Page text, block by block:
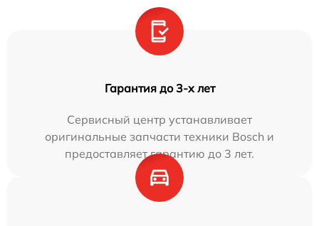
Гарантия до 3-х лет
Сервисный центр устанавливает
оригинальные запчасти техники Bosch и
предоставляет гарантию до 3 лет.